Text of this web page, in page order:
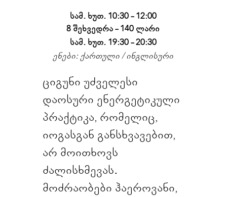
8 შეხვედრა - 140 ლარი
სამ. ხუთ. 10:30 - 12:00
სამ. ხუთ. 19:30 - 20:30
ენები: ქართული / ინგლისური
ციგუნი უძველესი
დაოსური ენერგეტიკული
პრაქტიკა, რომელიც,
იოგასგან განსხვავებით,
არ მოითხოვს
ძალისხმევას.
მოძრაობები ჰაეროვანი,